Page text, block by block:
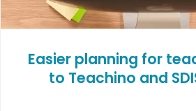
Easier planning for
to Teachino and